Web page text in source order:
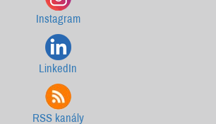
Instagram
LinkedIn
RSS kanály